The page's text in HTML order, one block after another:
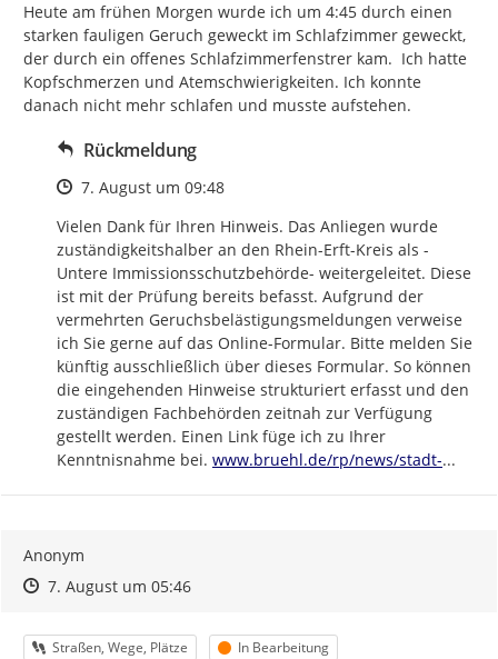
Heute am frühen Morgen wurde ich um 4:45 durch einen
starken fauligen Geruch geweckt im Schlafzimmer geweckt,
der durch ein offenes Schlafzimmerfenstrer kam.  Ich hatte
Kopfschmerzen und Atemschwierigkeiten. Ich konnte
danach nicht mehr schlafen und musste aufstehen.
Rückmeldung
Zeitpunkt des Erstellens
7. August um 09:48
Vielen Dank für Ihren Hinweis. Das Anliegen wurde
zuständigkeitshalber an den Rhein-Erft-Kreis als -
Untere Immissionsschutzbehörde- weitergeleitet. Diese
ist mit der Prüfung bereits befasst. Aufgrund der
vermehrten Geruchsbelästigungsmeldungen verweise
ich Sie gerne auf das Online-Formular. Bitte melden Sie
künftig ausschließlich über dieses Formular. So können
die eingehenden Hinweise strukturiert erfasst und den
zuständigen Fachbehörden zeitnah zur Verfügung
gestellt werden. Einen Link füge ich zu Ihrer
Kenntnisnahme bei. https://
www.bruehl.de/rp/news/stadt-...
Anonym
Zeitpunkt des Erstellens
Zeitpunkt des Erstellens
7. August um 05:46Zur Äußerung
Kategorie
Straßen, Wege, Plätze Status
In Bearbeitung